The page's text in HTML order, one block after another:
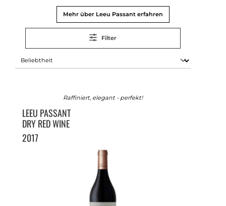
Mehr über Leeu Passant erfahren
Filter
Raffiniert, elegant - perfekt!
LEEU PASSANT
DRY RED WINE
2017